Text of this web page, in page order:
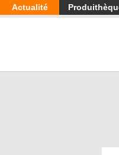
Aller
au
Actualité